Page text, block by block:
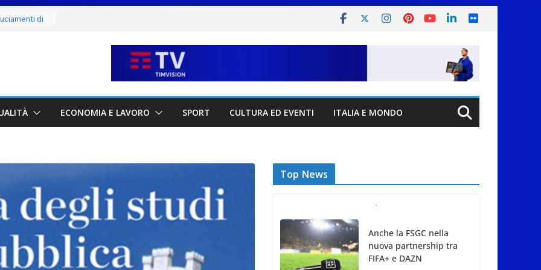
del
al 15
della città e
ECONOMIA E LAVORO SPORT CULTURA ED EVENTI ITALIA E MONDO
Top News
San Marino Comics
2026 punta sul
territorio: sponsor e